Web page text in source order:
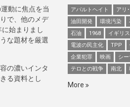
動に焦点を当
で、他のメデ
始まりまし
な題材を厳選
の濃いインタ
る資料とし
アパルトヘイト アリ
油田開発
環境汚染
石油
1968 イギリス
電波の民主化
TPP
企業犯罪
映画 シ
テロとの戦争
南北
More